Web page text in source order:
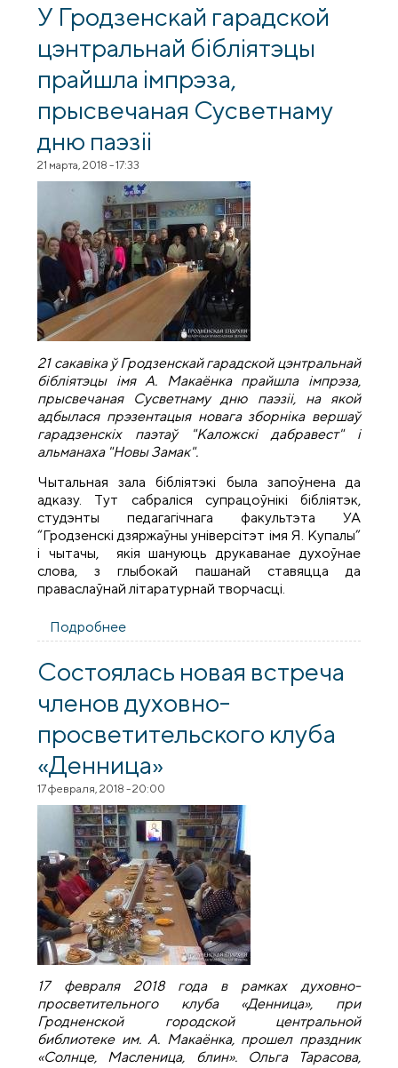
У Гродзенскай гарадской
цэнтральнай бібліятэцы
прайшла імпрэза,
прысвечаная Сусветнаму
дню паэзіі
21 марта, 2018 - 17:33
21 сакавікаў Гродзенскай гарадской цэнтральнай
бібліятэцы
імя А. Макаёнкапрайшла імпрэза,
прысвечаная Сусветнаму дню паэзіі, на якой
адбылася прэзентацыя новага зборнікавершаў
гарадзенскіх паэтаў "Каложскі дабравест" і
альманаха "Новы Замак".
Чытальная зала бібліятэкі была запоўнена да
адказу. Тут сабраліся супрацоўнікі бібліятэк,
студэнты педагагічнага факультэта УА
“Гродзенскі дзяржаўны універсітэт імя Я. Купалы”
і чытачы, якія шануюць друкаванае духоўнае
слова, з глыбокай пашанай ставяцца да
праваслаўнай літаратурнай творчасці.
Подробнее
бібліятэцы прайшла імпрэза, прысвечаная
Состоялась новая встреча
членов духовно-
просветительского клуба
«Денница»
17 февраля, 2018 - 20:00
17 февраля 2018 года в рамках духовно-
просветительного клуба «Денница», при
Гродненской городской центральной
библиотеке им. А. Макаёнка, прошел праздник
«Солнце, Масленица, блин». Ольга Тарасова,